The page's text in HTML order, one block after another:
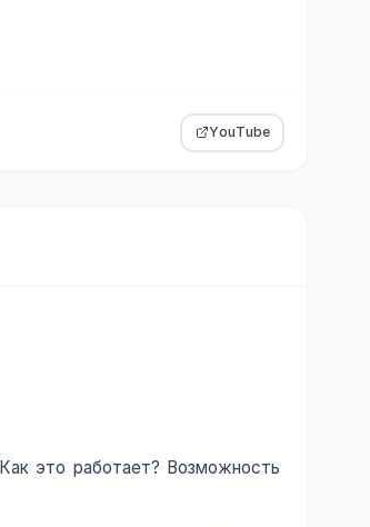
YouTube
это работает? Возможность